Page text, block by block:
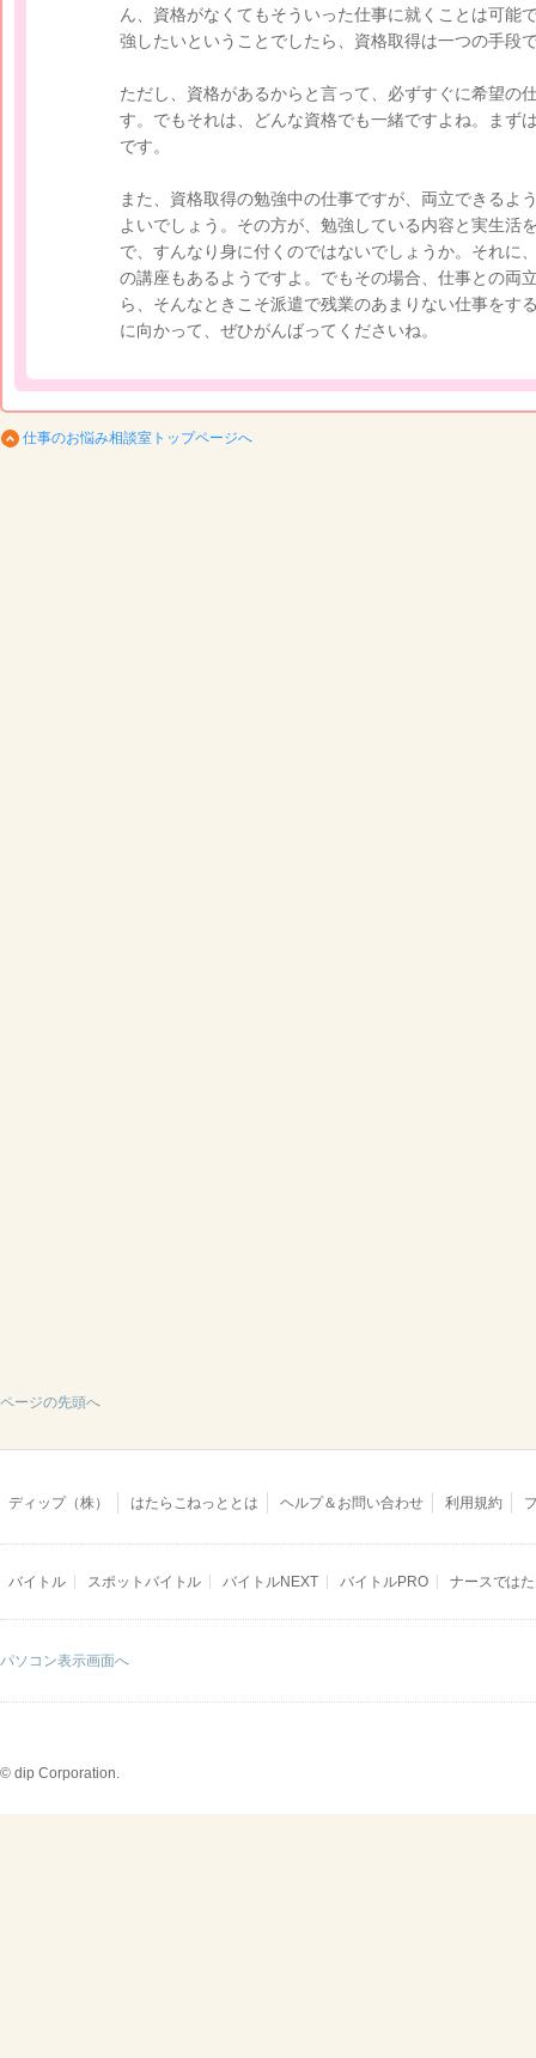
ん、資格がなくてもそういった仕事に就くことは可能
強したいということでしたら、資格取得は一つの手段
ただし、資格があるからと言って、必ずすぐに希望の
す。でもそれは、どんな資格でも一緒ですよね。まず
です。
また、資格取得の勉強中の仕事ですが、両立できるよ
よいでしょう。その方が、勉強している内容と実生活
で、すんなり身に付くのではないでしょうか。それに
の講座もあるようですよ。でもその場合、仕事との両
ら、そんなときこそ派遣で残業のあまりない仕事をす
に向かって、ぜひがんばってくださいね。
仕事のお悩み相談室トップページへ
ページの先頭へ
ディップ（株） はたらこねっととは ヘルプ＆お問い合わせ 利用規約
バイトル スポットバイトル バイトルNEXT バイトルPRO ナースでは
パソコン表示画面へ
© dip Corporation.